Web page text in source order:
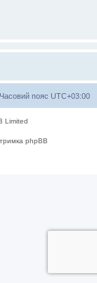
Часовий пояс UTC+03:00
Limited
phpBB